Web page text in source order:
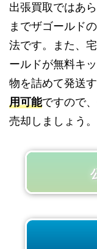
出張買取ではあ
までザゴールド
法です。また、
ールドが無料キ
物を詰めて発送す
用可能ですので
売却しましょう。